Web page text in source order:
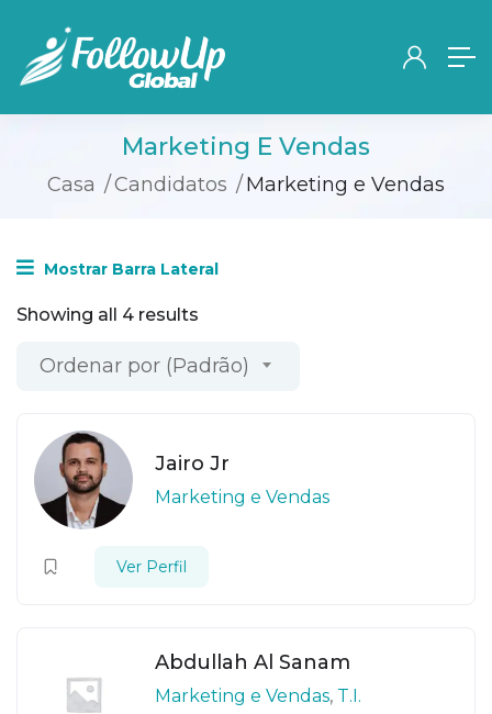
Marketing E Vendas
Casa Candidatos Marketing e Vendas
Mostrar Barra Lateral
Showing all 4 results
Ordenar por (Padrão)
Jairo Jr
Marketing e Vendas
Ver Perfil
Abdullah Al Sanam
Marketing e Vendas, T.I.